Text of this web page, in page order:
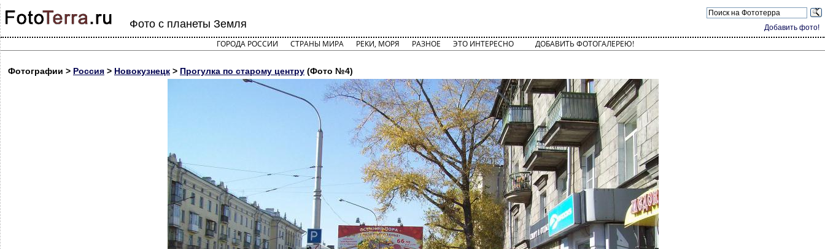
Добавить фото!
Фото с планеты Земля
ГОРОДА РОССИИ СТРАНЫ МИРА РЕКИ, МОРЯ РАЗНОЕ ЭТО ИНТЕРЕСНО ДОБАВИТЬ ФОТОГАЛЕРЕЮ!
Фотографии > Россия > Новокузнецк > Прогулка по старому центру (Фото №4)